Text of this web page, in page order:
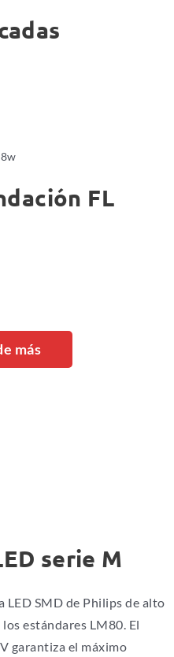
FL
más
serie M
LED SMD de Philips de alto
estándares LM80. El
garantiza el máximo